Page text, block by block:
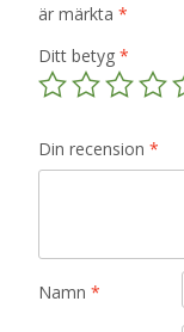
är märkta *
Ditt betyg *
Din recension *
Namn *